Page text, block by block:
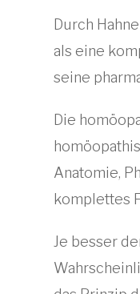
Durch
als eine
seine
Die
Anatomie,
komplettes
Je besser